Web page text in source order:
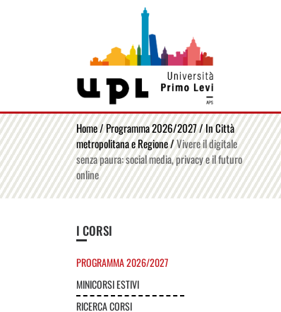
Home/Programma 2026/2027/In Città
metropolitana e Regione/Vivere il digitale
senza paura: social media, privacy e il futuro
online
I CORSI
PROGRAMMA 2026/2027
MINICORSI ESTIVI
RICERCA CORSI